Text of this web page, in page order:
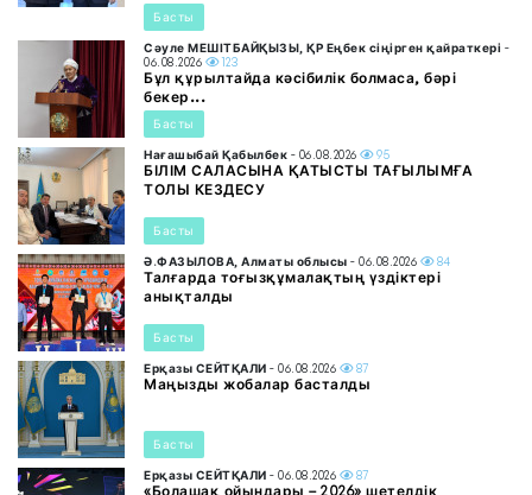
Басты
Сәуле МЕШІТБАЙҚЫЗЫ, ҚР Еңбек сіңірген қайраткері -
06.08.2026
123
Бұл құрылтайда кәсібилік болмаса, бәрі
бекер...
Басты
Нағашыбай Қабылбек - 06.08.2026 95
БІЛІМ САЛАСЫНА ҚАТЫСТЫ ТАҒЫЛЫМҒА
ТОЛЫ КЕЗДЕСУ
Басты
Ә.ФАЗЫЛОВА, Алматы облысы - 06.08.2026 84
Талғарда тоғызқұмалақтың үздіктері
анықталды
Басты
Ерқазы СЕЙТҚАЛИ - 06.08.2026 87
Маңызды жобалар басталды
Басты
Ерқазы СЕЙТҚАЛИ - 06.08.2026 87
«Болашақ ойындары – 2026» шетелдік